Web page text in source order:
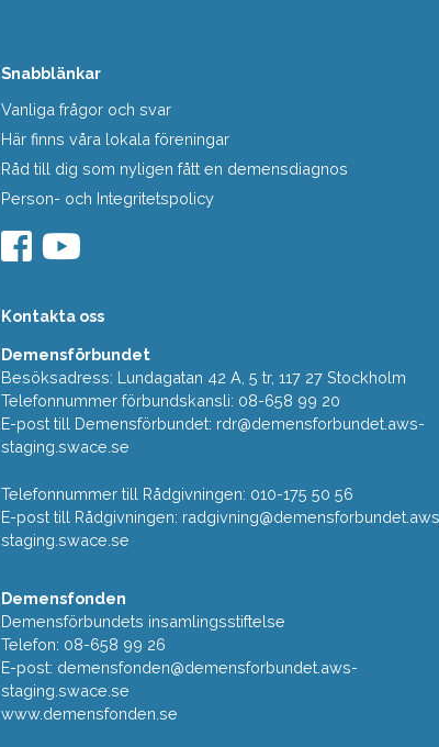
Snabblänkar
Vanliga frågor och svar
Här finns våra lokala föreningar
Råd till dig som nyligen fått en demensdiagnos
Person- och Integritetspolicy
Kontakta oss
Demensförbundet
Besöksadress: Lundagatan 42 A, 5 tr, 117 27 Stockholm
Telefonnummer förbundskansli: 08-658 99 20
E-post till Demensförbundet: rdr@demensforbundet.aws-
staging.swace.se
Telefonnummer till Rådgivningen: 010-175 50 56
E-post till Rådgivningen:
staging.swace.se
Demensfonden
Demensförbundets insamlingsstiftelse
Telefon: 08-658 99 26
E-post: demensfonden@demensforbundet.aws-
staging.swace.se
www.demensfonden.se